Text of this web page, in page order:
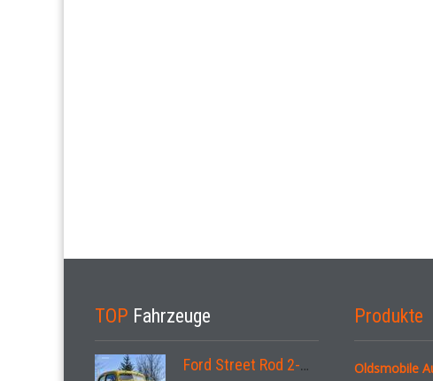
TOP Fahrzeuge
Ford Street Rod 2-Door V8 Aut. 1937
Produkte
Oldsmobile